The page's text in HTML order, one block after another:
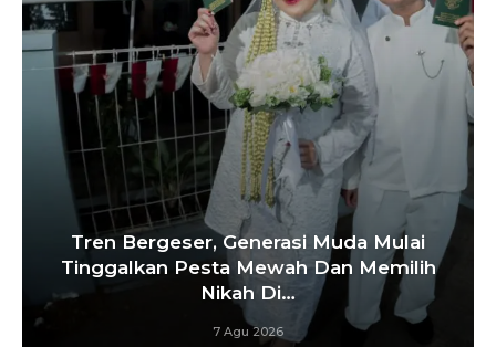
Tren Bergeser, Generasi Muda Mulai
Tinggalkan Pesta Mewah Dan Memilih
Nikah Di…
7 Agu 2026